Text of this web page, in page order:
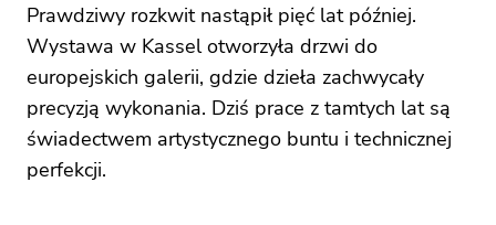
Prawdziwy rozkwit nastąpił pięć lat później.
Wystawa w Kassel otworzyła drzwi do
europejskich galerii, gdzie dzieła zachwycały
precyzją wykonania. Dziś prace z tamtych lat są
świadectwem artystycznego buntu i technicznej
perfekcji.